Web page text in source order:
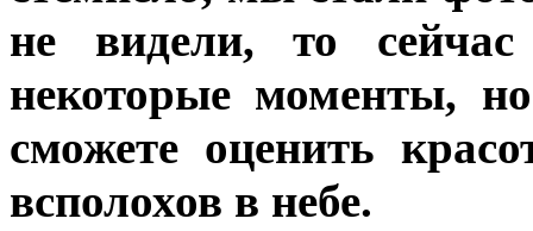
не видели, то
некоторые моменты,
сможете оценить
всполохов в небе.